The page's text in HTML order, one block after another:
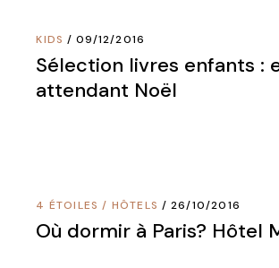
KIDS 09/12/2016
Sélection livres enfants :
attendant Noël
4 ÉTOILES / HÔTELS 26/10/2016
Où dormir à Paris? Hôtel